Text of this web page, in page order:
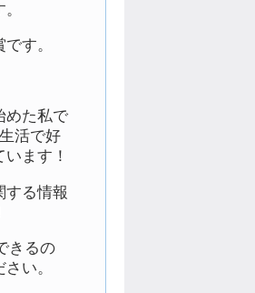
す。
めた私で
活で好
ます！
する情報
きるの
い。